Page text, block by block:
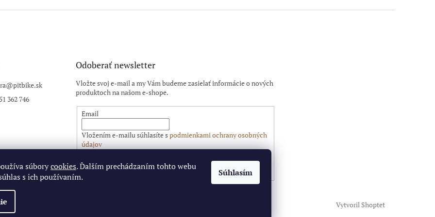
súborycookies. Ďalším prechádzaním tohto webu
s ich používaním.
Súhlasím
@pitbike.sk
362 746
Odoberať newsletter
Vložte svoj e-mail a my Vám budeme zasielať informácie o nových
produktoch na našom e-shope.
Email
Vložením e-mailu súhlasíte spodmienkami ochrany osobných
údajov
PRIHLÁSIŤ SA
Vytvoril Shoptet